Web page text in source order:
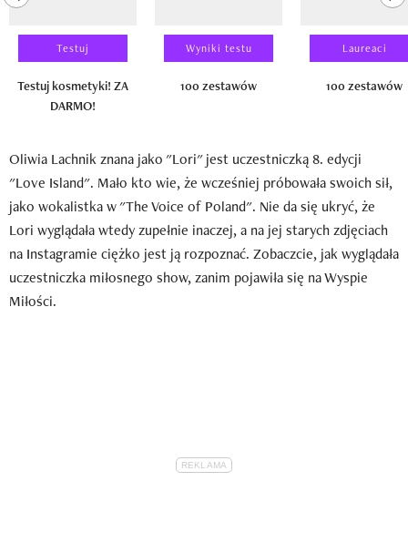
Testuj
Testuj kosmetyki! ZA
DARMO!
Wyniki testu
100 zestawów
Laureaci
100 zestawów
Oliwia Lachnik znana jako "Lori" jest uczestniczką 8. edycji
"Love Island". Mało kto wie, że wcześniej próbowała swoich sił,
jako wokalistka w "The Voice of Poland". Nie da się ukryć, że
Lori wyglądała wtedy zupełnie inaczej, a na jej starych zdjęciach
na Instagramie ciężko jest ją rozpoznać. Zobaczcie, jak wyglądała
uczestniczka miłosnego show, zanim pojawiła się na Wyspie
Miłości.